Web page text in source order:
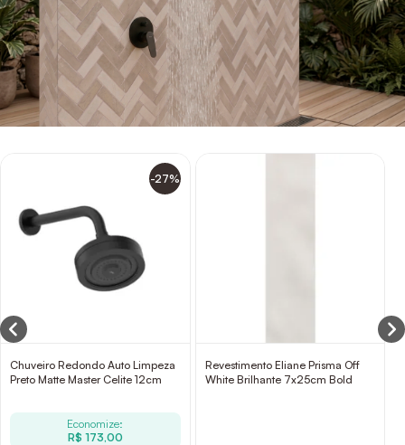
-27%
Chuveiro Redondo Auto Limpeza
Preto Matte Master Celite 12cm
Economize:
R$ 173,00
Revestimento Eliane Prisma Off
White Brilhante 7x25cm Bold